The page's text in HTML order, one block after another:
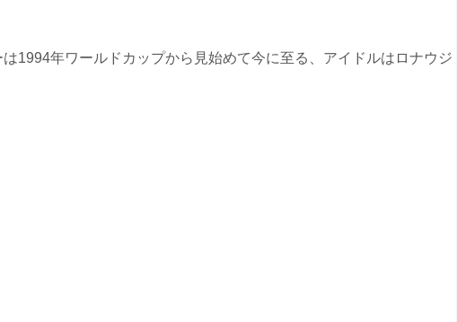
1994年ワールドカップから見始めて今に至る、アイドルはロナウジ